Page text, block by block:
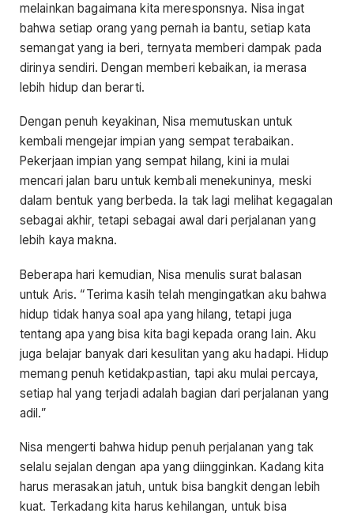
melainkan bagaimana kita meresponsnya. Nisa ingat
bahwa setiap orang yang pernah ia bantu, setiap kata
semangat yang ia beri, ternyata memberi dampak pada
dirinya sendiri. Dengan memberi kebaikan, ia merasa
lebih hidup dan berarti.
Dengan penuh keyakinan, Nisa memutuskan untuk
kembali mengejar impian yang sempat terabaikan.
Pekerjaan impian yang sempat hilang, kini ia mulai
mencari jalan baru untuk kembali menekuninya, meski
dalam bentuk yang berbeda. Ia tak lagi melihat kegagalan
sebagai akhir, tetapi sebagai awal dari perjalanan yang
lebih kaya makna.
Beberapa hari kemudian, Nisa menulis surat balasan
untuk Aris. “Terima kasih telah mengingatkan aku bahwa
hidup tidak hanya soal apa yang hilang, tetapi juga
tentang apa yang bisa kita bagi kepada orang lain. Aku
juga belajar banyak dari kesulitan yang aku hadapi. Hidup
memang penuh ketidakpastian, tapi aku mulai percaya,
setiap hal yang terjadi adalah bagian dari perjalanan yang
adil.”
Nisa mengerti bahwa hidup penuh perjalanan yang tak
selalu sejalan dengan apa yang diingginkan. Kadang kita
harus merasakan jatuh, untuk bisa bangkit dengan lebih
kuat. Terkadang kita harus kehilangan, untuk bisa